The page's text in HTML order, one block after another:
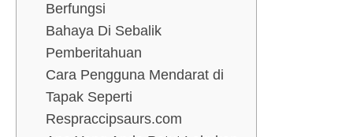
Berfungsi
Bahaya Di Sebalik
Pemberitahuan
Cara Pengguna Mendarat di
Tapak Seperti
Respraccipsaurs.com